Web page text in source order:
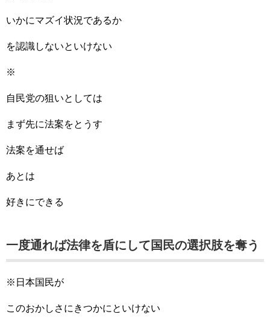
いかにマズイ状況であるか
を認識しないといけない
※
自民党の狙いとしては
まず先に法案をとうす
法案を通せば
あとは
好きにできる
一度通れば法律を盾にして国民の選択肢を奪う
※日本国民が
このおかしさにきつかにといけない